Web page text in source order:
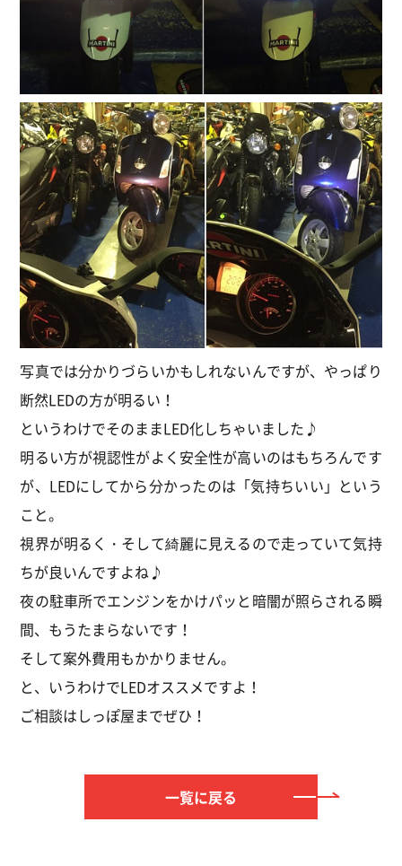
写真では分かりづらいかもしれないんですが、やっぱり
断然LEDの方が明るい！
というわけでそのままLED化しちゃいました♪
明るい方が視認性がよく安全性が高いのはもちろんです
が、LEDにしてから分かったのは「気持ちいい」という
こと。
視界が明るく・そして綺麗に見えるので走っていて気持
ちが良いんですよね♪
夜の駐車所でエンジンをかけパッと暗闇が照らされる瞬
間、もうたまらないです！
そして案外費用もかかりません。
と、いうわけでLEDオススメですよ！
ご相談はしっぽ屋までぜひ！
一覧に戻る